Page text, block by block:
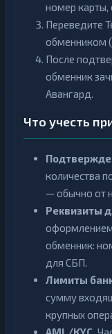
номер карты,
Переведите
обменником
После
обменник
Авангард.
Что учесть
количества
— обычно от
Реквизиты
оформлением
обменник:
для СБП.
Лимиты
сумму
крупных